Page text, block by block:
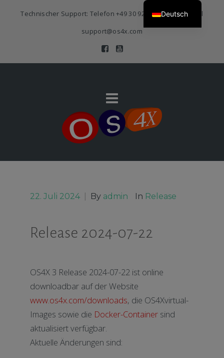
Technischer Support: Telefon+49 30 920 383 3468| E-Mail
support@os4x.com
22. Juli 2024 By admin In Release
Release 2024-07-22
OS4X 3 Release 2024-07-22 ist online
downloadbar auf der Website
www.os4x.com/downloads, die OS4Xvirtual-
Images sowie die Docker-Container sind
aktualisiert verfügbar.
Aktuelle Änderungen sind:
Deutsch